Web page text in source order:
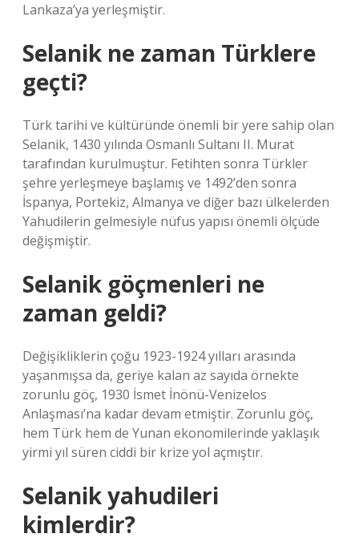
Lankaza’ya yerleşmiştir.
Selanik ne zaman Türklere
geçti?
Türk tarihi ve kültüründe önemli bir yere sahip olan
Selanik, 1430 yılında Osmanlı Sultanı II. Murat
tarafından kurulmuştur. Fetihten sonra Türkler
şehre yerleşmeye başlamış ve 1492’den sonra
İspanya, Portekiz, Almanya ve diğer bazı ülkelerden
Yahudilerin gelmesiyle nüfus yapısı önemli ölçüde
değişmiştir.
Selanik göçmenleri ne
zaman geldi?
Değişikliklerin çoğu 1923-1924 yılları arasında
yaşanmışsa da, geriye kalan az sayıda örnekte
zorunlu göç, 1930 İsmet İnönü-Venizelos
Anlaşması’na kadar devam etmiştir. Zorunlu göç,
hem Türk hem de Yunan ekonomilerinde yaklaşık
yirmi yıl süren ciddi bir krize yol açmıştır.
Selanik yahudileri
kimlerdir?